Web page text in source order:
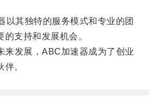
其独特的服务模式和专业的团
支持和发展机会。
发展，ABC加速器成为了创业
。